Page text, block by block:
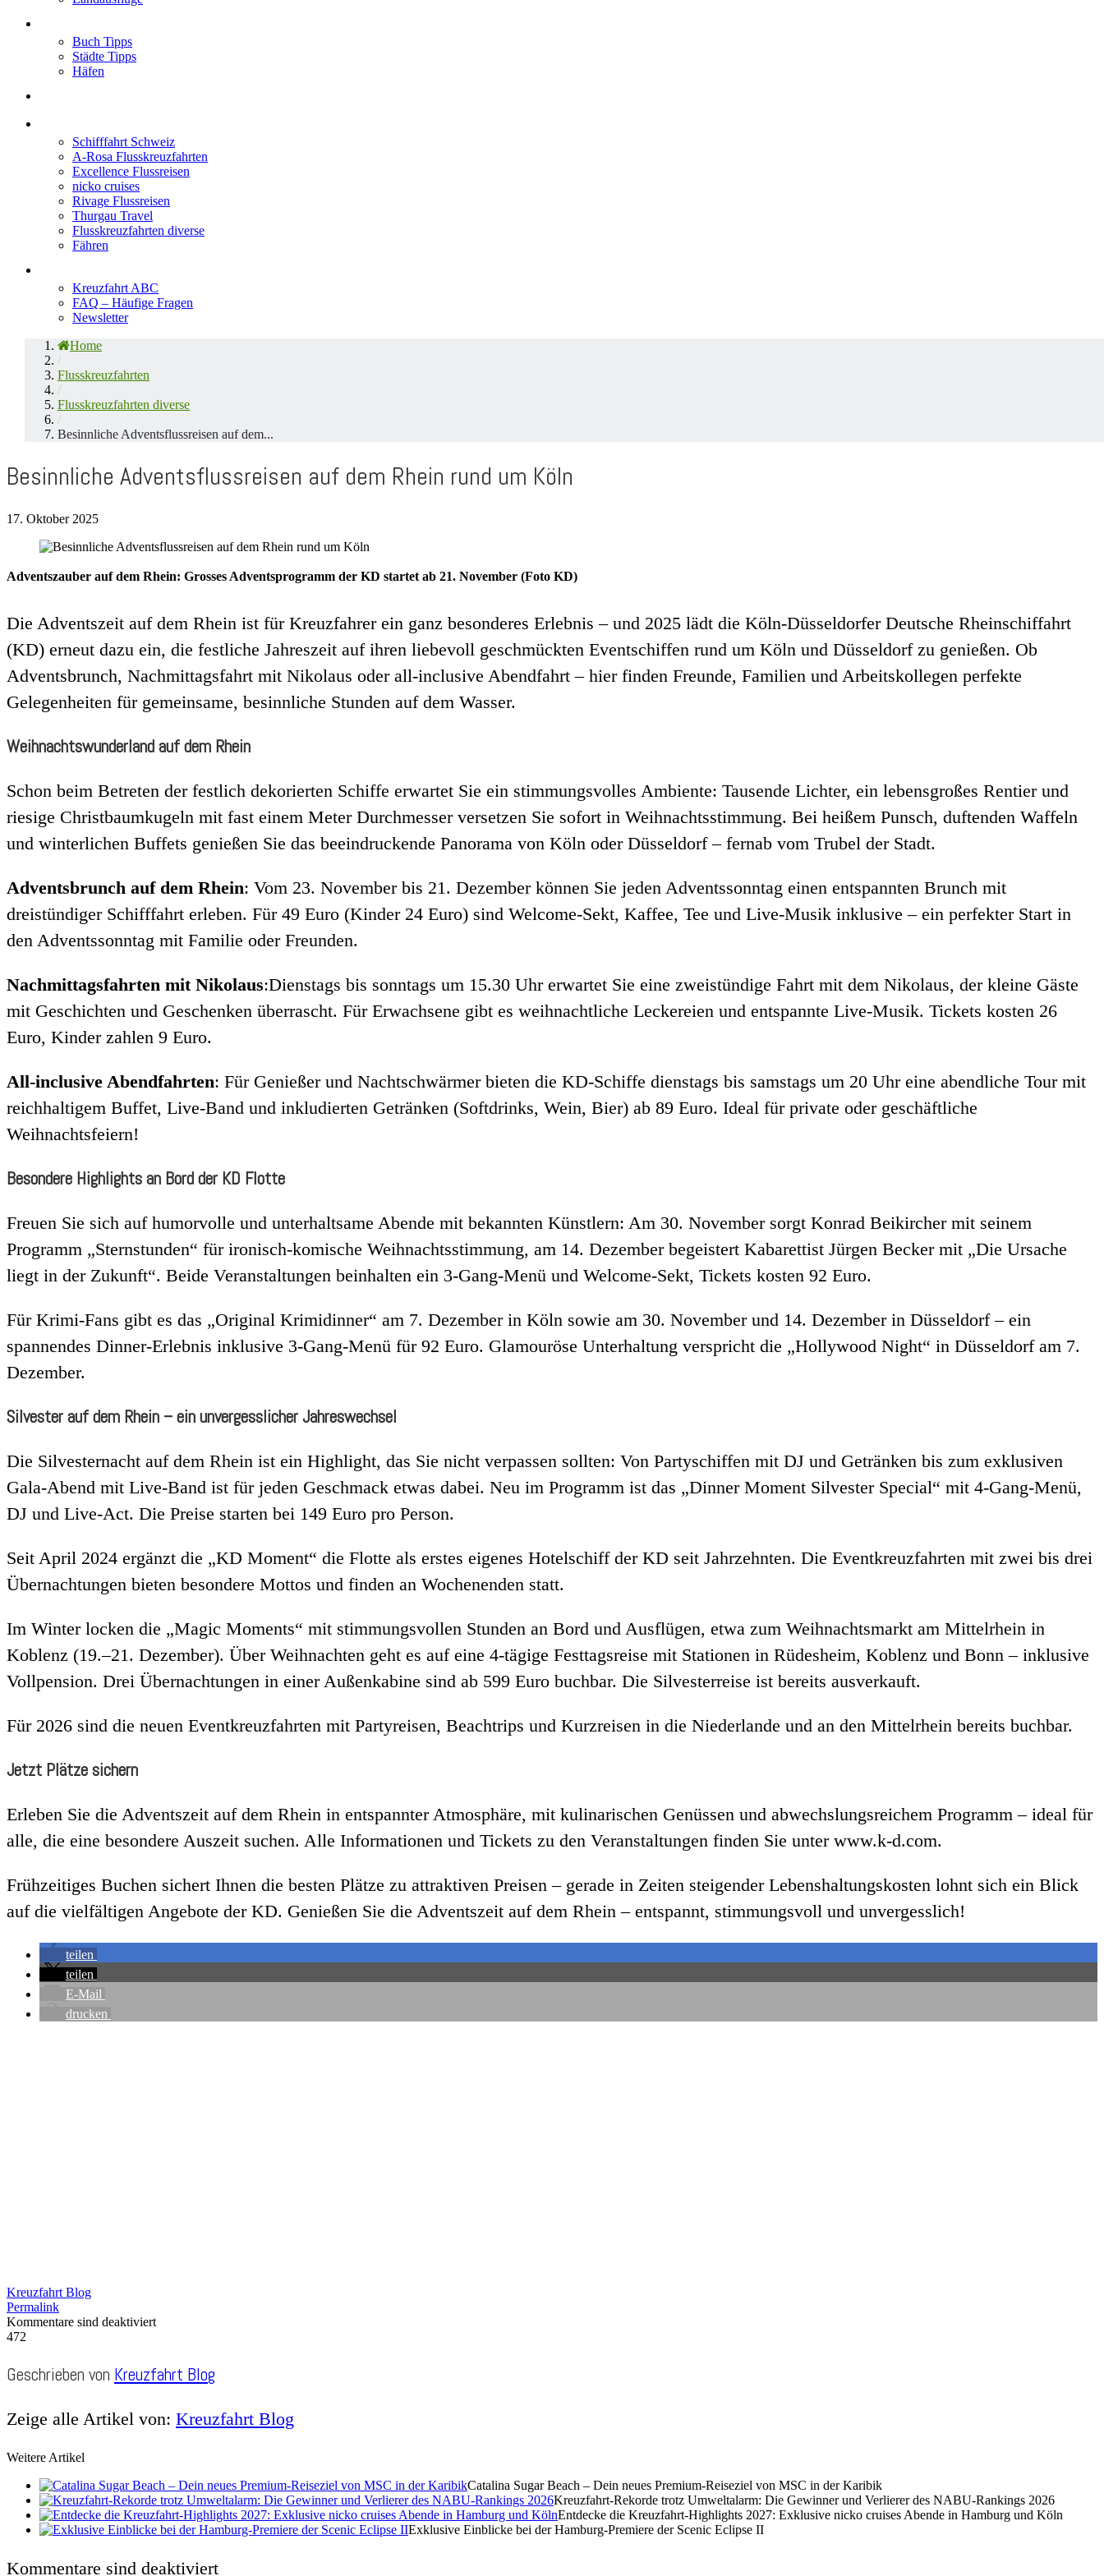
Buch Tipps
Städte Tipps
Häfen
Schifffahrt Schweiz
A-Rosa Flusskreuzfahrten
Excellence Flussreisen
nicko cruises
Rivage Flussreisen
Thurgau Travel
Flusskreuzfahrten diverse
Fähren
Kreuzfahrt ABC
FAQ – Häufige Fragen
Newsletter
Home
/
Flusskreuzfahrten
/
Flusskreuzfahrten diverse
/
Besinnliche Adventsflussreisen auf dem...
Besinnliche Adventsflussreisen auf dem Rhein rund um Köln
17. Oktober 2025
Adventszauber auf dem Rhein: Grosses Adventsprogramm der KD startet ab 21. November (Foto KD)
Die Adventszeit auf dem Rhein ist für Kreuzfahrer ein ganz besonderes Erlebnis – und 2025 lädt die Köln-Düsseldorfer Deutsche Rheinschiffahrt
(KD) erneut dazu ein, die festliche Jahreszeit auf ihren liebevoll geschmückten Eventschiffen rund um Köln und Düsseldorf zu genießen. Ob
Adventsbrunch, Nachmittagsfahrt mit Nikolaus oder all-inclusive Abendfahrt – hier finden Freunde, Familien und Arbeitskollegen perfekte
Gelegenheiten für gemeinsame, besinnliche Stunden auf dem Wasser.
Weihnachtswunderland auf dem Rhein
Schon beim Betreten der festlich dekorierten Schiffe erwartet Sie ein stimmungsvolles Ambiente: Tausende Lichter, ein lebensgroßes Rentier und
riesige Christbaumkugeln mit fast einem Meter Durchmesser versetzen Sie sofort in Weihnachtsstimmung. Bei heißem Punsch, duftenden Waffeln
und winterlichen Buffets genießen Sie das beeindruckende Panorama von Köln oder Düsseldorf – fernab vom Trubel der Stadt.
Adventsbrunch auf dem Rhein: Vom 23. November bis 21. Dezember können Sie jeden Adventssonntag einen entspannten Brunch mit
dreistündiger Schifffahrt erleben. Für 49 Euro (Kinder 24 Euro) sind Welcome-Sekt, Kaffee, Tee und Live-Musik inklusive – ein perfekter Start in
den Adventssonntag mit Familie oder Freunden.
Nachmittagsfahrten mit Nikolaus:Dienstags bis sonntags um 15.30 Uhr erwartet Sie eine zweistündige Fahrt mit dem Nikolaus, der kleine Gäste
mit Geschichten und Geschenken überrascht. Für Erwachsene gibt es weihnachtliche Leckereien und entspannte Live-Musik. Tickets kosten 26
Euro, Kinder zahlen 9 Euro.
All-inclusive Abendfahrten: Für Genießer und Nachtschwärmer bieten die KD-Schiffe dienstags bis samstags um 20 Uhr eine abendliche Tour mit
reichhaltigem Buffet, Live-Band und inkludierten Getränken (Softdrinks, Wein, Bier) ab 89 Euro. Ideal für private oder geschäftliche
Weihnachtsfeiern!
Besondere Highlights an Bord der KD Flotte
Freuen Sie sich auf humorvolle und unterhaltsame Abende mit bekannten Künstlern: Am 30. November sorgt Konrad Beikircher mit seinem
Programm „Sternstunden“ für ironisch-komische Weihnachtsstimmung, am 14. Dezember begeistert Kabarettist Jürgen Becker mit „Die Ursache
liegt in der Zukunft“. Beide Veranstaltungen beinhalten ein 3-Gang-Menü und Welcome-Sekt, Tickets kosten 92 Euro.
Für Krimi-Fans gibt es das „Original Krimidinner“ am 7. Dezember in Köln sowie am 30. November und 14. Dezember in Düsseldorf – ein
spannendes Dinner-Erlebnis inklusive 3-Gang-Menü für 92 Euro. Glamouröse Unterhaltung verspricht die „Hollywood Night“ in Düsseldorf am 7.
Dezember.
Silvester auf dem Rhein – ein unvergesslicher Jahreswechsel
Die Silvesternacht auf dem Rhein ist ein Highlight, das Sie nicht verpassen sollten: Von Partyschiffen mit DJ und Getränken bis zum exklusiven
Gala-Abend mit Live-Band ist für jeden Geschmack etwas dabei. Neu im Programm ist das „Dinner Moment Silvester Special“ mit 4-Gang-Menü,
DJ und Live-Act. Die Preise starten bei 149 Euro pro Person.
Seit April 2024 ergänzt die „KD Moment“ die Flotte als erstes eigenes Hotelschiff der KD seit Jahrzehnten. Die Eventkreuzfahrten mit zwei bis drei
Übernachtungen bieten besondere Mottos und finden an Wochenenden statt.
Im Winter locken die „Magic Moments“ mit stimmungsvollen Stunden an Bord und Ausflügen, etwa zum Weihnachtsmarkt am Mittelrhein in
Koblenz (19.–21. Dezember). Über Weihnachten geht es auf eine 4-tägige Festtagsreise mit Stationen in Rüdesheim, Koblenz und Bonn – inklusive
Vollpension. Drei Übernachtungen in einer Außenkabine sind ab 599 Euro buchbar. Die Silvesterreise ist bereits ausverkauft.
Für 2026 sind die neuen Eventkreuzfahrten mit Partyreisen, Beachtrips und Kurzreisen in die Niederlande und an den Mittelrhein bereits buchbar.
Jetzt Plätze sichern
Erleben Sie die Adventszeit auf dem Rhein in entspannter Atmosphäre, mit kulinarischen Genüssen und abwechslungsreichem Programm – ideal für
alle, die eine besondere Auszeit suchen. Alle Informationen und Tickets zu den Veranstaltungen finden Sie unter www.k-d.com.
Frühzeitiges Buchen sichert Ihnen die besten Plätze zu attraktiven Preisen – gerade in Zeiten steigender Lebenshaltungskosten lohnt sich ein Blick
auf die vielfältigen Angebote der KD. Genießen Sie die Adventszeit auf dem Rhein – entspannt, stimmungsvoll und unvergesslich!
teilen
teilen
E-Mail
drucken
Kreuzfahrt Blog
Permalink
Kommentare sind deaktiviert
472
Geschrieben von Kreuzfahrt Blog
Zeige alle Artikel von: Kreuzfahrt Blog
Weitere Artikel
Catalina Sugar Beach – Dein neues Premium-Reiseziel von MSC in der Karibik
Kreuzfahrt-Rekorde trotz Umweltalarm: Die Gewinner und Verlierer des NABU-Rankings 2026
Entdecke die Kreuzfahrt-Highlights 2027: Exklusive nicko cruises Abende in Hamburg und Köln
Exklusive Einblicke bei der Hamburg-Premiere der Scenic Eclipse II
Kommentare sind deaktiviert